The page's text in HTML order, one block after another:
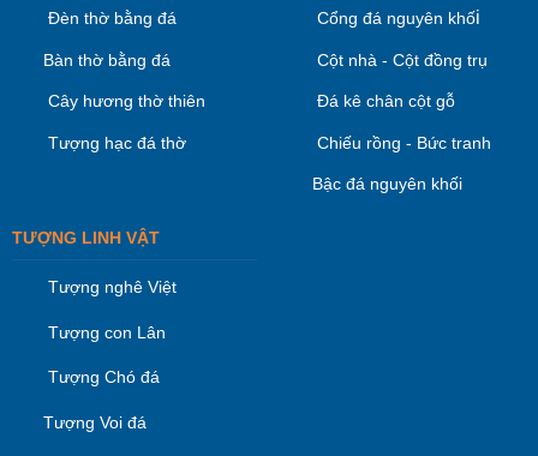
Đèn thờ bằng đá
Bàn thờ bằng đá
Cây hương thờ thiên
Tượng hạc đá thờ
Cổng đá nguyên khối
Cột nhà - Cột đồng trụ
Đá kê chân cột gỗ
Chiếu rồng - Bức tranh
Bậc đá nguyên khối
TƯỢNG LINH VẬT
Tượng nghê Việt
Tượng con Lân
Tượng Chó đá
Tượng Voi đá